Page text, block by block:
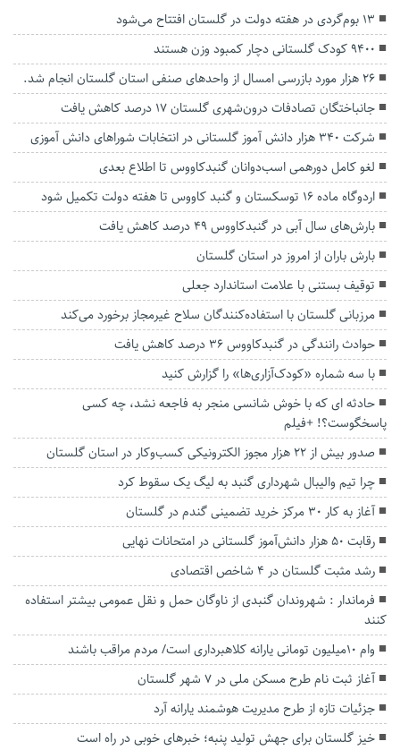
۱۳ بوم‌گردی در هفته دولت در گلستان افتتاح می‌شود
9400 کودک گلستانی دچار کمبود وزن هستند
۲۶ هزار مورد بازرسی امسال از واحدهای صنفی استان گلستان انجام شد.
جانباختگان تصادفات درون‌شهری گلستان ۱۷ درصد کاهش یافت
شرکت ۳۴۰ هزار دانش آموز گلستانی در انتخابات شورا‌های دانش آموزی
لغو کامل دورهمی اسب‌دوانان گنبدکاووس تا اطلاع بعدی
اردوگاه ماده ۱۶ توسکستان و گنبد کاووس تا هفته دولت تکمیل شود
بارش‌های سال آبی در گنبدکاووس ۴۹ درصد کاهش یافت
بارش باران از امروز در استان گلستان
توقیف بستنی با علامت استاندارد جعلی
مرزبانی گلستان با استفاده‌کنندگان سلاح‌ غیرمجاز برخورد می‌کند
حوادث رانندگی در گنبدکاووس ۳۶ درصد کاهش یافت
با سه شماره «کودک‌آزاری‌ها» را گزارش کنید
حادثه ای که با خوش شانسی منجر به فاجعه نشد، چه کسی
پاسخگوست؟! +فیلم
صدور بیش از ۲۲ هزار مجوز الکترونیکی کسب‌وکار در استان گلستان
چرا تیم والیبال شهرداری گنبد به لیگ یک سقوط کرد
آغاز به کار ۳۰ مرکز خرید تضمینی گندم در گلستان
رقابت ۵۰ هزار دانش‌آموز گلستانی در امتحانات نهایی
رشد مثبت گلستان در 4 شاخص اقتصادی
فرماندار : شهروندان گنبدی از ناوگان حمل و نقل عمومی بیشتر استفاده
کنند
وام ۱۰میلیون‌ تومانی یارانه کلاهبرداری است/ مردم مراقب باشند
آغاز ثبت نام طرح مسکن ملی در ۷ شهر گلستان
جزئیات تازه از طرح مدیریت هوشمند یارانه آرد
خیز گلستان برای جهش تولید پنبه؛ خبرهای خوبی در راه است